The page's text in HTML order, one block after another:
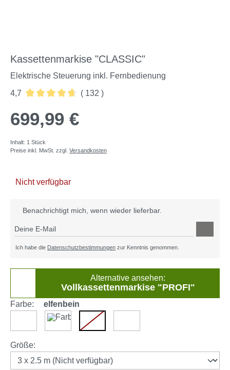
Kassettenmarkise "CLASSIC"
Elektrische Steuerung inkl. Fernbedienung
4,7
( 132 )
699,99 €
Inhalt: 1 Stück
Preise inkl. MwSt. zzgl. Versandkosten
Nicht verfügbar
Benachrichtigt mich, wenn wieder lieferbar.
Deine E-Mail
Ich habe die Datenschutzbestimmungen zur Kenntnis genommen.
Alternative ansehen:
Vollkassettenmarkise "PROFI"
Farbe: elfenbein
hellgrau anthrazit elfenbein
(Diese Option ist zurzeit nicht verfügbar.)
Größeauswählen
: